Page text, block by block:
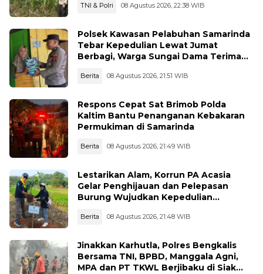
TNI & Polri 08 Agustus 2026, 22:38 WIB
Polsek Kawasan Pelabuhan Samarinda
Tebar Kepedulian Lewat Jumat
Berbagi, Warga Sungai Dama Terima
Berita 08 Agustus 2026, 21:51 WIB
Respons Cepat Sat Brimob Polda
Kaltim Bantu Penanganan Kebakaran
Permukiman di Samarinda
Berita 08 Agustus 2026, 21:49 WIB
Lestarikan Alam, Korrun PA Acasia
Gelar Penghijauan dan Pelepasan
Burung Wujudkan Kepedulian
Berita 08 Agustus 2026, 21:48 WIB
Jinakkan Karhutla, Polres Bengkalis
Bersama TNI, BPBD, Manggala Agni,
MPA dan PT TKWL Berjibaku di Siak